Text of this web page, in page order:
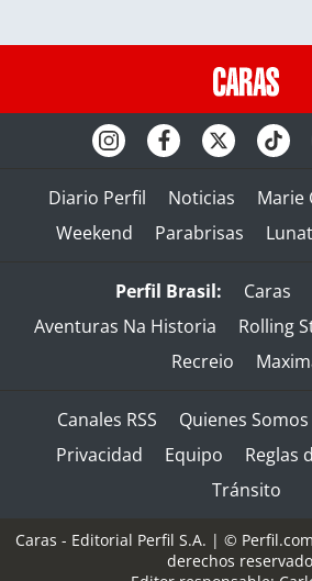
Diario Perfil Noticias Marie
Weekend
Parabrisas
Perfil Brasil: Caras
Aventuras Na Historia
Rolling
Recreio
Canales RSS Quienes Somos
Privacidad
Equipo
Reglas
Tránsito
Caras - Editorial Perfil S.A. | ©
derechos